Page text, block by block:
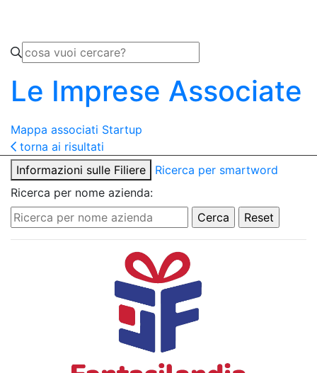
Le Imprese Associate
Mappa associati Startup
torna ai risultati
Informazioni sulle Filiere
Ricerca per smartword
Ricerca per nome azienda: